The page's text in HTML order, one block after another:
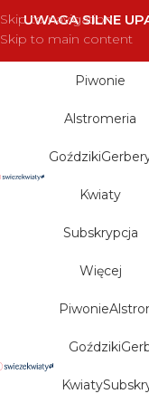
Skip to navigation
Skip to main content
UWAGA SILNE
Piwonie
Alstromeria
Goździki
Kwiaty
Subskrypcja
Więcej
Piwonie
Goździki
Kwiaty